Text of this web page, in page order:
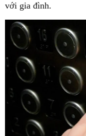
với gia đình.